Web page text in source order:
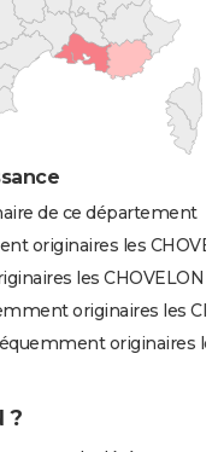
de ce département
originaires les
les CHOVELON
originaires les
originaires
?